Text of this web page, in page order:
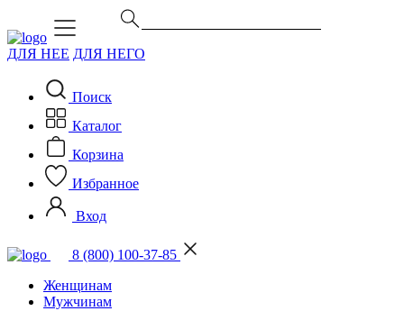
ДЛЯ НЕЕ ДЛЯ НЕГО
Поиск
Каталог
Корзина
Избранное
Вход
8 (800) 100-37-85
Женщинам
Мужчинам